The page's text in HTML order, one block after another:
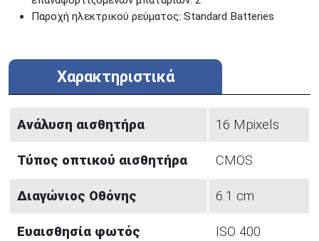
Παροχή ηλεκτρικού ρεύματος: Standard Batteries
Χαρακτηριστικά
Ανάλυση αισθητήρα 16 Mpixels
Τύπος οπτικού αισθητήρα CMOS
Διαγώνιος Οθόνης 6.1 cm
Ευαισθησία φωτός ISO 400